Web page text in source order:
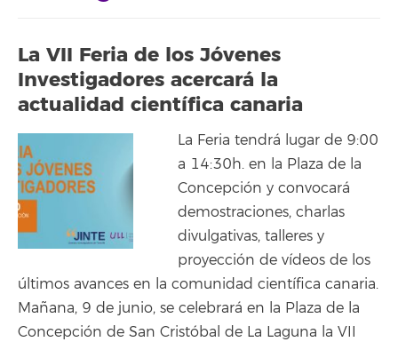
La VII Feria de los Jóvenes
Investigadores acercará la
actualidad científica canaria
La Feria tendrá lugar de 9:00
a 14:30h. en la Plaza de la
Concepción y convocará
demostraciones, charlas
divulgativas, talleres y
proyección de vídeos de los
últimos avances en la comunidad científica canaria.
Mañana, 9 de junio, se celebrará en la Plaza de la
Concepción de San Cristóbal de La Laguna la VII